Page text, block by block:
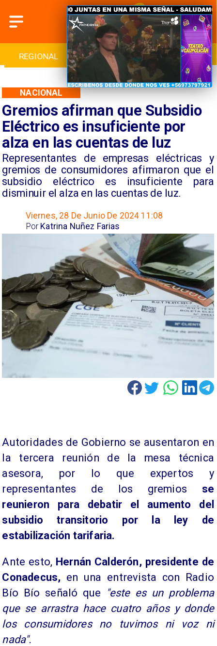
REGIONAL INTERNACIONAL DEPORTES
Gremios afirman que Subsidio
Eléctrico es insuficiente por
alza en las cuentas de luz
Representantes de empresas eléctricas y
gremios de consumidores afirmaron que el
subsidio eléctrico es insuficiente para
disminuir el alza en las cuentas de luz.
NACIONAL
Viernes, 28 De Junio De 2024 11:08
Katrina Nuñez Farias
Por
Autoridades de Gobierno se ausentaron en
la tercera reunión de la mesa técnica
asesora, por lo que expertos y
representantes de los gremios se
reunieron para debatir el aumento del
subsidio transitorio por la ley de
estabilización tarifaria.
Ante esto, Hernán Calderón, presidente de
Conadecus, en una entrevista con Radio
Bío Bío señaló que
"este es un problema
que se arrastra hace cuatro años y donde
los consumidores no tuvimos ni voz ni
nada".